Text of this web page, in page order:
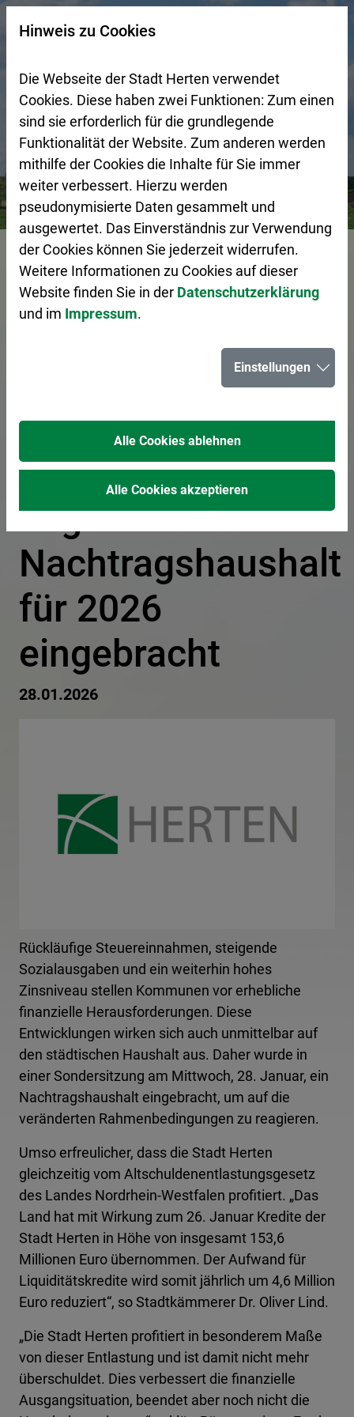
Zur Startseite (Schnelltaste 0)
Zum Seitenanfang springen (Schnelltaste A)
Zur Navigation/Menü springen (Schnelltaste M)
Zur Suche springen (Schnelltaste 8)
Zum Inhalt springen (Schnelltaste I)
Zum Fußbereich springen (Schnelltaste Z)
Bürgerservice Pressemeldungen Finanzielle
Vorlesen
Entlastung für die
Stadt Herten -
Altschulden
abgelöst und
Nachtragshaushalt
für 2026
eingebracht
28.01.2026
Rückläufige Steuereinnahmen, steigende
Sozialausgaben und ein weiterhin hohes
Zinsniveau stellen Kommunen vor erhebliche
finanzielle Herausforderungen. Diese
Entwicklungen wirken sich auch unmittelbar auf
den städtischen Haushalt aus. Daher wurde in
einer Sondersitzung am Mittwoch, 28. Januar, ein
Nachtragshaushalt eingebracht, um auf die
veränderten Rahmenbedingungen zu reagieren.
Umso erfreulicher, dass die Stadt Herten
gleichzeitig vom Altschuldenentlastungsgesetz
des Landes Nordrhein-Westfalen profitiert. „Das
Land hat mit Wirkung zum 26. Januar Kredite der
Stadt Herten in Höhe von insgesamt 153,6
Millionen Euro übernommen. Der Aufwand für
Liquiditätskredite wird somit jährlich um 4,6 Million
Euro reduziert“, so Stadtkämmerer Dr. Oliver Lind.
„Die Stadt Herten profitiert in besonderem Maße
von dieser Entlastung und ist damit nicht mehr
überschuldet. Dies verbessert die finanzielle
Ausgangsituation, beendet aber noch nicht die
Suchseite mit Schnellsuche
Hinweis zu Cookies
Die Webseite der Stadt Herten verwendet
Cookies. Diese haben zwei Funktionen: Zum einen
sind sie erforderlich für die grundlegende
Funktionalität der Website. Zum anderen werden
mithilfe der Cookies die Inhalte für Sie immer
weiter verbessert. Hierzu werden
pseudonymisierte Daten gesammelt und
ausgewertet. Das Einverständnis zur Verwendung
der Cookies können Sie jederzeit widerrufen.
Weitere Informationen zu Cookies auf dieser
Website finden Sie in der Datenschutzerklärung
und im Impressum.
Einstellungen
Alle Cookies ablehnen
Alle Cookies akzeptieren